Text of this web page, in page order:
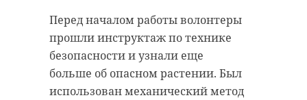
Перед началом работы волонтеры
прошли инструктаж по технике
безопасности и узнали еще
больше об опасном растении. Был
использован механический метод